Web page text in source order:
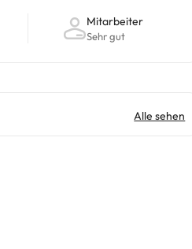
Mitarbeiter
Sehr gut
Alle sehen